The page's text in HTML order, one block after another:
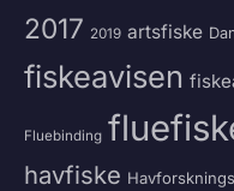
2017 2019 artsfiske
fiskeavisen
Fluebinding
havfiske